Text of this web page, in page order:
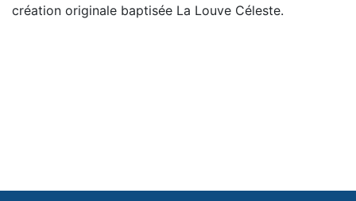
création originale baptisée La Louve Céleste.